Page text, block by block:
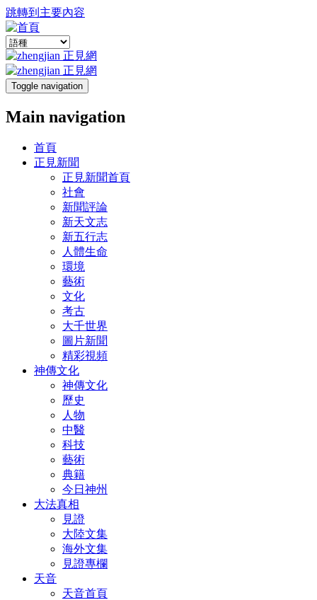
跳轉到主要內容
Toggle navigation
Main navigation
首頁
正見新聞
正見新聞首頁
社會
新聞評論
新天文志
新五行志
人體生命
環境
藝術
文化
考古
大千世界
圖片新聞
精彩視頻
神傳文化
神傳文化
歷史
人物
中醫
科技
藝術
典籍
今日神州
大法真相
見證
大陸文集
海外文集
見證專欄
天音
天音首頁